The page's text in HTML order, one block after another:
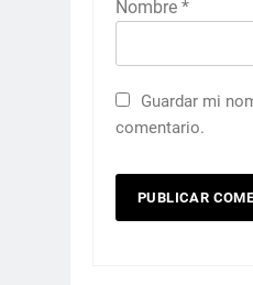
Nombre *
Guardar mi
comentario.